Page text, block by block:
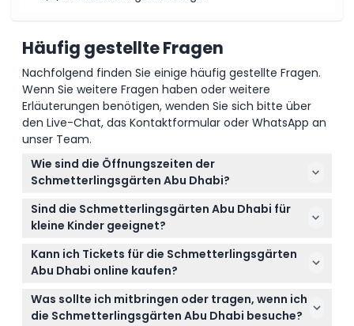
Häufig gestellte Fragen
Nachfolgend finden Sie einige häufig gestellte Fragen.
Wenn Sie weitere Fragen haben oder weitere
Erläuterungen benötigen, wenden Sie sich bitte über
den Live-Chat, das Kontaktformular oder WhatsApp an
unser Team.
Wie sind die Öffnungszeiten der
Schmetterlingsgärten Abu Dhabi?
Die Schmetterlingsgärten Abu Dhabi sind von
Montag bis Freitag von 10:00 bis 20:00 Uhr geöffnet
und an Wochenenden von 9:00 bis 20:00 Uhr
(Änderungen vorbehalten – bitte bestätigen Sie
dies bei der Buchung).
Sind die Schmetterlingsgärten Abu Dhabi für
kleine Kinder geeignet?
Kinder unter 3 Jahren haben freien Eintritt, aber
Kinder unter 12 Jahren müssen von einem
Jahren begleitet werden, um die
Schmetterlingsgärten oder das National Aquarium
Kann ich Tickets für die Schmetterlingsgärten
Abu Dhabi online kaufen?
Ja! Sie können Ihre Tickets direkt hier online kaufen,
und sie sind ab Kaufdatum 2 Wochen lang gültig,
Was sollte ich mitbringen oder tragen, wenn ich
die Schmetterlingsgärten Abu Dhabi besuche?